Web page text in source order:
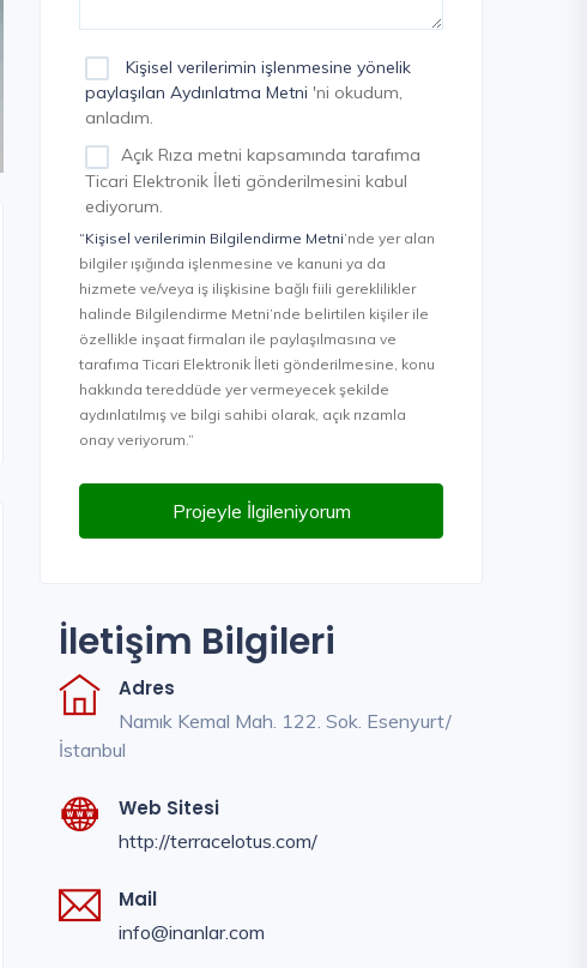
Kişisel verilerimin işlenmesine yönelik
paylaşılan Aydınlatma Metni 'ni okudum,
anladım.
Açık Rıza metni kapsamında tarafıma
Ticari Elektronik İleti gönderilmesini kabul
ediyorum.
“Kişisel verilerimin Bilgilendirme Metni’nde yer alan
bilgiler ışığında işlenmesine ve kanuni ya da
hizmete ve/veya iş ilişkisine bağlı fiili gereklilikler
halinde Bilgilendirme Metni’nde belirtilen kişiler ile
özellikle inşaat firmaları ile paylaşılmasına ve
tarafıma Ticari Elektronik İleti gönderilmesine, konu
hakkında tereddüde yer vermeyecek şekilde
aydınlatılmış ve bilgi sahibi olarak, açık rızamla
onay veriyorum.”
Projeyle İlgileniyorum
İletişim Bilgileri
Adres
Namık Kemal Mah. 122. Sok. Esenyurt/
İstanbul
Web Sitesi
http://terracelotus.com/
Mail
info@inanlar.com